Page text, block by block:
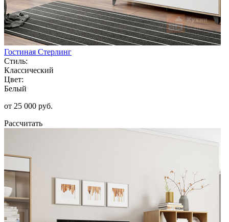
Гостиная Стерлинг
Стиль:
Классический
Цвет:
Белый
от 25 000 руб.
Рассчитать